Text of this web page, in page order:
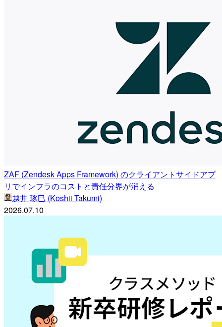
ZAF (Zendesk Apps Framework) のクライアントサイドアプ
リでインフラのコストと責任分界が消える
越井 琢巳 (Koshii Takumi)
2026.07.10